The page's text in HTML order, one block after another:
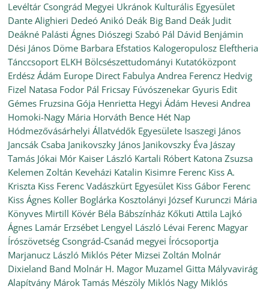
Levéltár Csongrád Megyei Ukránok Kulturális Egyesület
Dante Alighieri Dedeó Anikó Deák Big Band Deák Judit
Deákné Palásti Ágnes Diószegi Szabó Pál Dávid Benjámin
Dési János Döme Barbara Efstatios Kalogeropulosz Eleftheria
Tánccsoport ELKH Bölcsészettudományi Kutatóközpont
Erdész Ádám Europe Direct Fabulya Andrea Ferencz Hedvig
Fizel Natasa Fodor Pál Fricsay Fúvószenekar Gyuris Edit
Gémes Fruzsina Gója Henrietta Hegyi Ádám Hevesi Andrea
Homoki-Nagy Mária Horváth Bence Hét Nap
Hódmezővásárhelyi Állatvédők Egyesülete Isaszegi János
Jancsák Csaba Janikovszky János Janikovszky Éva Jászay
Tamás Jókai Mór Kaiser László Kartali Róbert Katona Zsuzsa
Kelemen Zoltán Keveházi Katalin Kisimre Ferenc Kiss A.
Kriszta Kiss Ferenc Vadászkürt Egyesület Kiss Gábor Ferenc
Kiss Ágnes Koller Boglárka Kosztolányi József Kurunczi Mária
Könyves Mirtill Kövér Béla Bábszínház Kőkuti Attila Lajkó
Ágnes Lamár Erzsébet Lengyel László Lévai Ferenc Magyar
Írószövetség Csongrád-Csanád megyei Írócsoportja
Marjanucz László Miklós Péter Mizsei Zoltán Molnár
Dixieland Band Molnár H. Magor Muzamel Gitta Mályvavirág
Alapítvány Márok Tamás Mészöly Miklós Nagy Miklós